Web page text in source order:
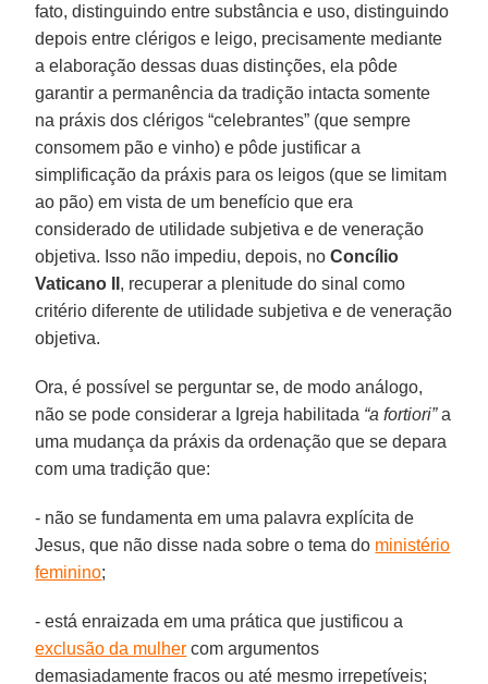
fato, distinguindo entre substância e uso, distinguindo
depois entre clérigos e leigo, precisamente mediante
a elaboração dessas duas distinções, ela pôde
garantir a permanência da tradição intacta somente
na práxis dos clérigos “celebrantes” (que sempre
consomem pão e vinho) e pôde justificar a
simplificação da práxis para os leigos (que se limitam
ao pão) em vista de um benefício que era
considerado de utilidade subjetiva e de veneração
objetiva. Isso não impediu, depois, noConcílio
Vaticano II , recuperar a plenitude do sinal como
critério diferente de utilidade subjetiva e de veneração
objetiva.
Ora, é possível se perguntar se, de modo análogo,
não se pode considerar a Igreja habilitada “a fortiori”a
uma mudança da práxis da ordenação que se depara
com uma tradição que:
- não se fundamenta em uma palavra explícita de
Jesus, que não disse nada sobre o tema do ministério
feminino;
- está enraizada em uma prática que justificou a
exclusão da mulher com argumentos
demasiadamente fracos ou até mesmo irrepetíveis;